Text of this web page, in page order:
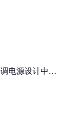
电源设计中的